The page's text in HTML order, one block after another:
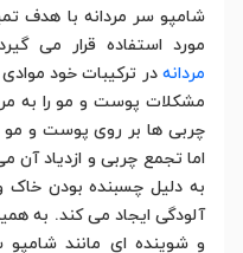
شامپو سر مردانه با هدف
مورد استفاده قرار می
مردانه در ترکیبات خود
مشکلات پوست و مو را به
چربی ها بر روی پوست و مو
اما تجمع چربی و ازدیاد آن
به دلیل چسبنده بودن خاک
آلودگی ایجاد می کند. به
و شوینده ای مانند شامپو